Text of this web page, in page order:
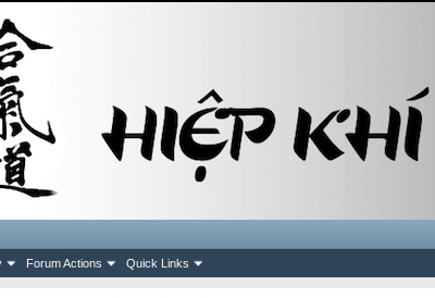
Forum Actions Quick Links